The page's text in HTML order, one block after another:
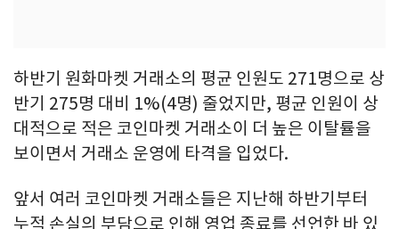
하반기 원화마켓 거래소의 평균 인원도 271명으로 상
반기 275명 대비 1%(4명) 줄었지만, 평균 인원이 상
대적으로 적은 코인마켓 거래소이 더 높은 이탈률을
보이면서 거래소 운영에 타격을 입었다.
앞서 여러 코인마켓 거래소들은 지난해 하반기부터
누적 손실의 부담으로 인해 영업 종료를 선언한 바 있